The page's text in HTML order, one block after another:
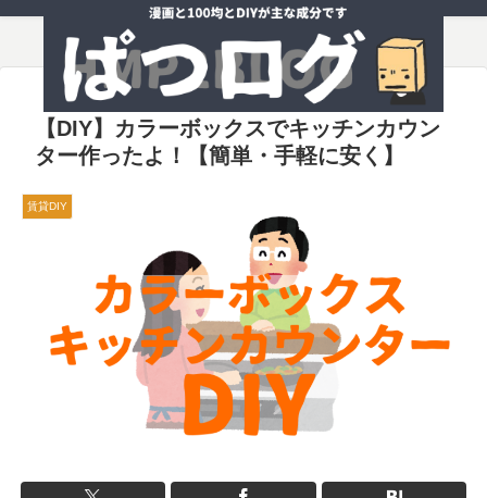
【DIY】カラーボックスでキッチンカウン
ター作ったよ！【簡単・手軽に安く】
賃貸DIY